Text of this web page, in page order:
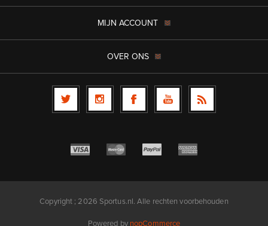
MIJN ACCOUNT
OVER ONS
Copyright ; 2026 Sportus.nl. Alle rechten voorbehouden
Powered by nopCommerce